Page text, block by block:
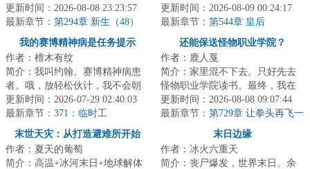
让鹿今朝被迫卷入一场无法言说
的恐怖循环。染血的...
更新时间：2026-08-08 23:23:57
最新章节： 第294章 新生（48）
中，成为一名玩家。荒岛求生，
丧尸危机，收...
更新时间：2026-08-09 00:24:17
最新章节： 第544章 皇后
我的赛博精神病是任务提示
作者：檀木有纹
简介：我叫约翰。赛博精神病患
者。哦，放轻松伙计，我不会朝
你开枪……大概。我能看见很多
奇怪的提示，它...
更新时间：2026-07-29 02:40:03
最新章节： 371：临时工
还能保送怪物职业学院？
作者：鹿人戛
简介：家里混不下去。只好先去
怪物职业学院读书。最终，我在
大家一声声天才的称赞中迷失了
自己，走上了不...
更新时间：2026-08-08 09:07:44
最新章节： 第729章 让拳头再飞一
末世天灾：从打造避难所开始
作者：夏天的葡萄
简介：高温+冰河末日+地球解体
末日边缘
作者：冰火六重天
简介：丧尸爆发，世界末日。余